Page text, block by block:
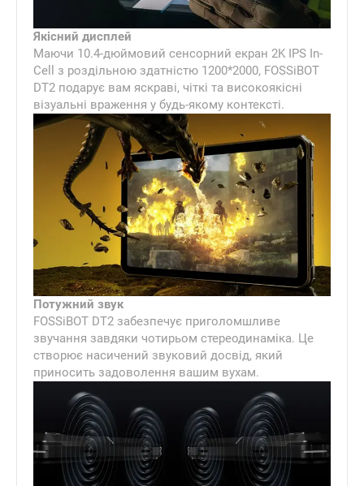
Якісний дисплей
Маючи 10.4-дюймовий сенсорний екран 2K IPS In-
Cell з роздільною здатністю 1200*2000, FOSSiBOT
DT2 подарує вам яскраві, чіткі та високоякісні
візуальні враження у будь-якому контексті.
Потужний звук
FOSSiBOT DT2 забезпечує приголомшливе
звучання завдяки чотирьом стереодинаміка. Це
створює насичений звуковий досвід, який
приносить задоволення вашим вухам.